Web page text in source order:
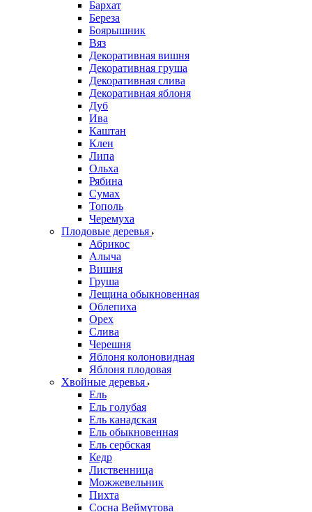
Бархат
Береза
Боярышник
Вяз
Декоративная вишня
Декоративная груша
Декоративная слива
Декоративная яблоня
Дуб
Ива
Каштан
Клен
Липа
Ольха
Рябина
Сумах
Тополь
Черемуха
Плодовые деревья
Абрикос
Алыча
Вишня
Груша
Лещина обыкновенная
Облепиха
Орех
Слива
Черешня
Яблоня колоновидная
Яблоня плодовая
Хвойные деревья
Ель
Ель голубая
Ель канадская
Ель обыкновенная
Ель сербская
Кедр
Лиственница
Можжевельник
Пихта
Сосна Веймутова